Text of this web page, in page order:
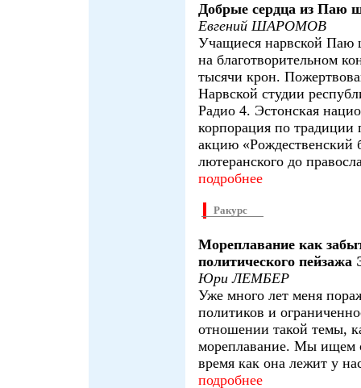
Добрые сердца из Паю
Евгений ШАРОМОВ
Учащиеся нарвской Паю
на благотворительном
тысячи крон.
Нарвской студии
Радио 4. Эстонская
корпорация по традиции
акцию «Рождественский
лютеранского до
подробнее
Ракурс
Мореплавание как
политического пейзажа
Юри ЛЕМБЕР
Уже много лет меня
политиков и
отношении такой темы,
мореплавание. Мы ищем
время как она лежит у
подробнее